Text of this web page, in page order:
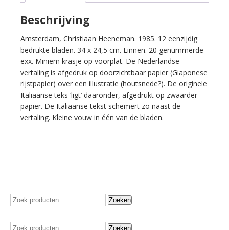
aantal
Beschrijving
Amsterdam, Christiaan Heeneman. 1985. 12 eenzijdig
bedrukte bladen. 34 x 24,5 cm. Linnen. 20 genummerde
exx. Miniem krasje op voorplat. De Nederlandse
vertaling is afgedruk op doorzichtbaar papier (Giaponese
rijstpapier) over een illustratie (houtsnede?). De originele
Italiaanse teks ‘ligt’ daaronder, afgedrukt op zwaarder
papier. De Italiaanse tekst schemert zo naast de
vertaling. Kleine vouw in één van de bladen.
Zoeken
naar:
Zoeken
Zoeken Zoeken